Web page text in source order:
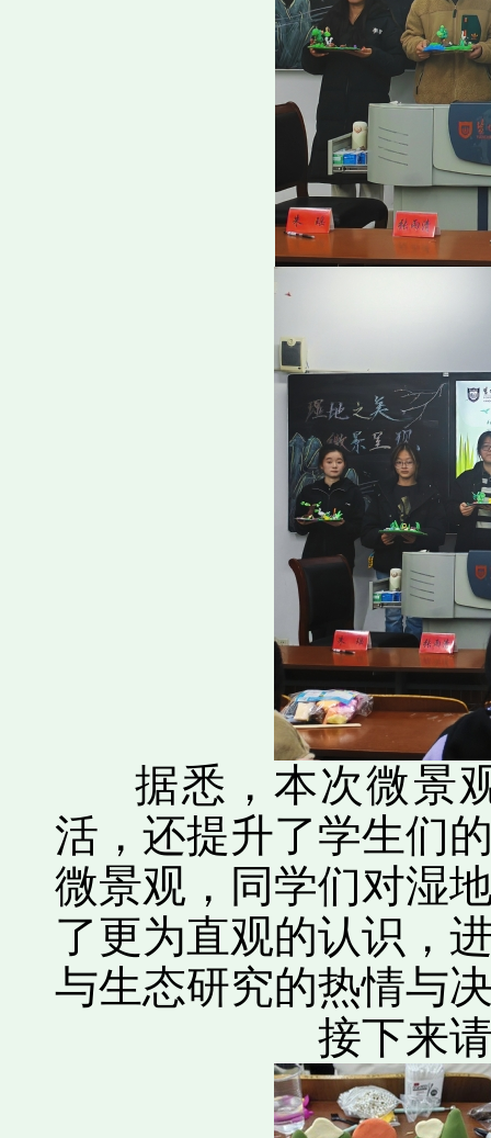
据悉，本次微景观
活，还提升了学生们
微景观，同学们对湿
了更为直观的认识，
与生态研究的热情与
接下来